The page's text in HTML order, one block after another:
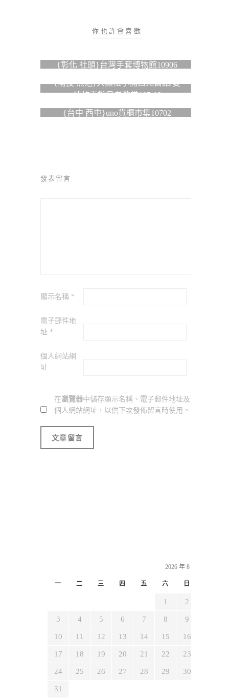
你也許會喜歡
{彰化 社頭}台灣手套博物館10906
{南投 魚池}大黑松小倆口元首館/愛
情故事館月老教堂105-12
{台中 西屯}uno貨櫃市集10702
發表留言
顯示名稱 *
電子郵件地
址 *
個人網站網
址
在瀏覽器中儲存顯示名稱、電子郵件地址及
個人網站網址，以供下次發佈留言時使用。
2026 年 8 月
一 二 三 四 五 六 日
1 2
3 4 5 6 7 8 9
10 11 12 13 14 15 16
17 18 19 20 21 22 23
24 25 26 27 28 29 30
31